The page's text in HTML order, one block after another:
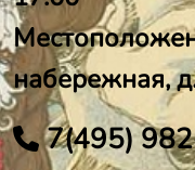
набережная,
7(495)